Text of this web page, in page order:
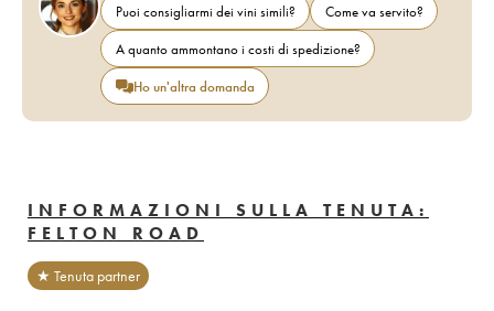
Puoi consigliarmi dei vini simili?
Come va servito?
A quanto ammontano i costi di spedizione?
Ho un'altra domanda
INFORMAZIONI SULLA TENUTA:
FELTON ROAD
★ Tenuta partner